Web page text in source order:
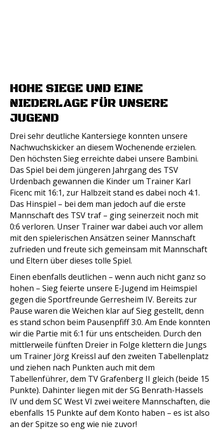
HOHE SIEGE UND EINE
NIEDERLAGE FÜR UNSERE
JUGEND
Drei sehr deutliche Kantersiege konnten unsere
Nachwuchskicker an diesem Wochenende erzielen.
Den höchsten Sieg erreichte dabei unsere Bambini.
Das Spiel bei dem jüngeren Jahrgang des TSV
Urdenbach gewannen die Kinder um Trainer Karl
Ficenc mit 16:1, zur Halbzeit stand es dabei noch 4:1.
Das Hinspiel – bei dem man jedoch auf die erste
Mannschaft des TSV traf – ging seinerzeit noch mit
0:6 verloren. Unser Trainer war dabei auch vor allem
mit den spielerischen Ansätzen seiner Mannschaft
zufrieden und freute sich gemeinsam mit Mannschaft
und Eltern über dieses tolle Spiel.
Einen ebenfalls deutlichen – wenn auch nicht ganz so
hohen – Sieg feierte unsere E-Jugend im Heimspiel
gegen die Sportfreunde Gerresheim IV. Bereits zur
Pause waren die Weichen klar auf Sieg gestellt, denn
es stand schon beim Pausenpfiff 3:0. Am Ende konnten
wir die Partie mit 6:1 für uns entscheiden. Durch den
mittlerweile fünften Dreier in Folge klettern die Jungs
um Trainer Jörg Kreissl auf den zweiten Tabellenplatz
und ziehen nach Punkten auch mit dem
Tabellenführer, dem TV Grafenberg II gleich (beide 15
Punkte). Dahinter liegen mit der SG Benrath-Hassels
IV und dem SC West VI zwei weitere Mannschaften, die
ebenfalls 15 Punkte auf dem Konto haben – es ist also
an der Spitze so eng wie nie zuvor!